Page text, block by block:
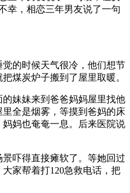
的时候天气很冷，他们想节
煤炭炉子搬到了屋里取暖。
的妹妹来到爸爸妈妈屋里找他
全是烟雾，等摸到爸妈的床
妈也奄奄一息。后来医院说
吓得直接瘫软了。等她回过
家帮着打120急救电话，把